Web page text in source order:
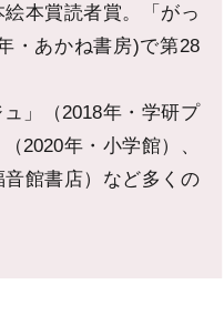
本賞読者賞。「がっ
・あかね書房)で第28
」（2018年・学研プ
2020年・小学館）、
音館書店）など多くの